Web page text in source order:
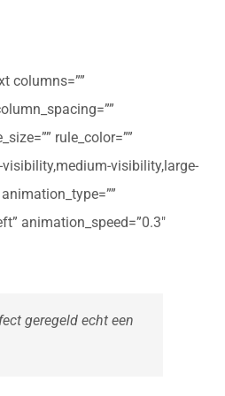
columns=””
rule_color=””
visibility,large-
animation_speed=”0.3″
geregeld echt een